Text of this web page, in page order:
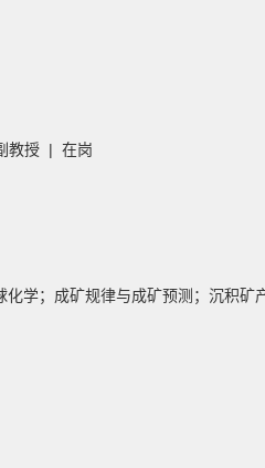
教授 | 在岗
学；成矿规律与成矿预测；沉积矿